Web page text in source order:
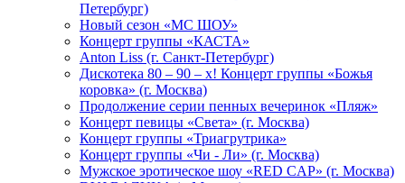
Петербург)
Новый сезон «МС ШОУ»
Концерт группы «КАСТА»
Anton Liss (г. Санкт-Петербург)
Дискотека 80 – 90 – х! Концерт группы «Божья
коровка» (г. Москва)
Продолжение серии пенных вечеринок «Пляж»
Концерт певицы «Света» (г. Москва)
Концерт группы «Триагрутрика»
Концерт группы «Чи - Ли» (г. Москва)
Мужское эротическое шоу «RED CAP» (г. Москва)